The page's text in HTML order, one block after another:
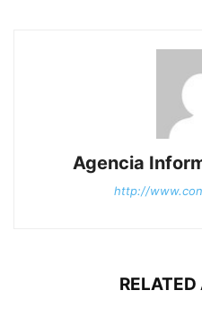
Agencia
http://